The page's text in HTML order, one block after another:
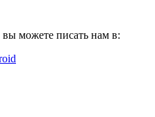
можете писать нам в: